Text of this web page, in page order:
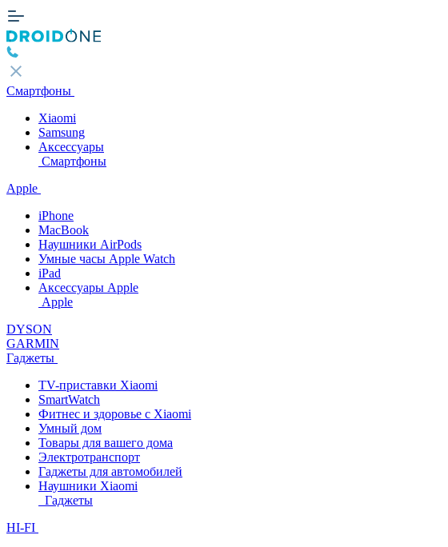
Смартфоны
Xiaomi
Samsung
Аксессуары
Смартфоны
Apple
iPhone
MacBook
Наушники AirPods
Умные часы Apple Watch
iPad
Аксессуары Apple
Apple
DYSON
GARMIN
Гаджеты
TV-приставки Xiaomi
SmartWatch
Фитнес и здоровье с Xiaomi
Умный дом
Товары для вашего дома
Электротранспорт
Гаджеты для автомобилей
Наушники Xiaomi
Гаджеты
HI-FI